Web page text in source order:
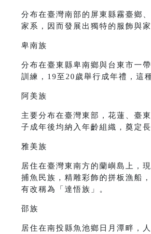
分布在臺灣南部的屏東縣霧臺鄉
家系，因而發展出獨特的服飾與
卑南族
分布在臺東縣卑南鄉與台東市一
訓練，19至20歲舉行成年禮，這
阿美族
主要分布在臺灣東部，花蓮、臺
子成年後均納入年齡組織，奠定
雅美族
居住在臺灣東南方的蘭嶼島上，
捕魚民族，精雕彩飾的拼板漁船
有改稱為「達悟族」。
邵族
居住在南投縣魚池鄉日月潭畔，